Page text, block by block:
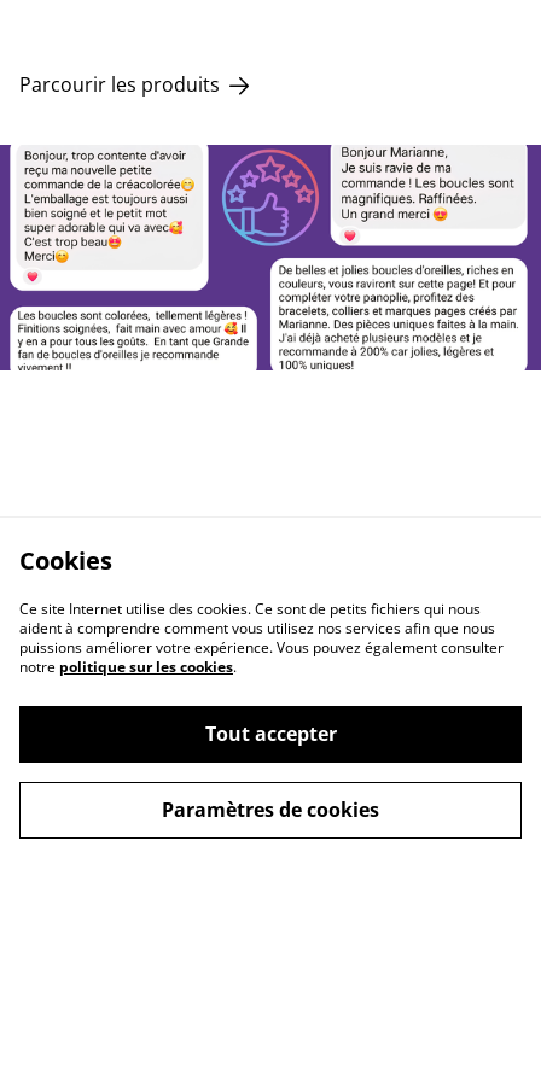
Parcourir les produits
Conditions Générales
Mentions Légales
Cookies
Ce site Internet utilise des cookies. Ce sont de petits fichiers qui nous
aident à comprendre comment vous utilisez nos services afin que nous
puissions améliorer votre expérience. Vous pouvez également consulter
notre politique sur les cookies.
Tout accepter
Paramètres de cookies